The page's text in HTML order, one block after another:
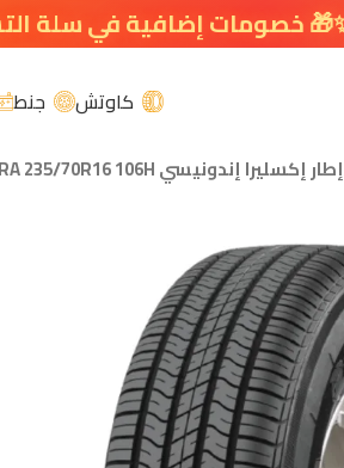
كاوتش جنط
إطار إكسليرا إندونيسي ACCELERA 235/70R16 106H